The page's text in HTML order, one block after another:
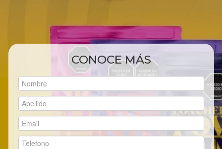
CONOCE MÁS